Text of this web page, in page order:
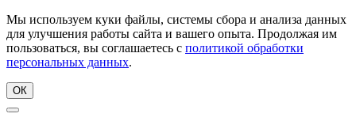
Мы используем куки файлы, системы сбора и анализа данных
для улучшения работы сайта и вашего опыта. Продолжая им
пользоваться, вы соглашаетесь с политикой обработки
персональных данных.
ОК